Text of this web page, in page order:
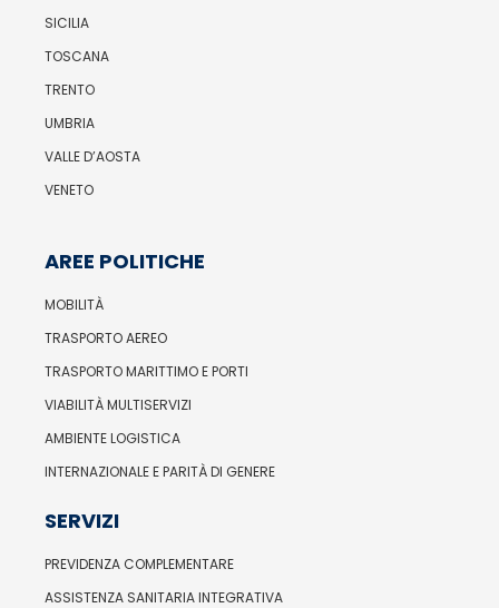
SICILIA
TOSCANA
TRENTO
UMBRIA
VALLE D’AOSTA
VENETO
AREE POLITICHE
MOBILITÀ
TRASPORTO AEREO
TRASPORTO MARITTIMO E PORTI
VIABILITÀ MULTISERVIZI
AMBIENTE LOGISTICA
INTERNAZIONALE E PARITÀ DI GENERE
SERVIZI
PREVIDENZA COMPLEMENTARE
ASSISTENZA SANITARIA INTEGRATIVA